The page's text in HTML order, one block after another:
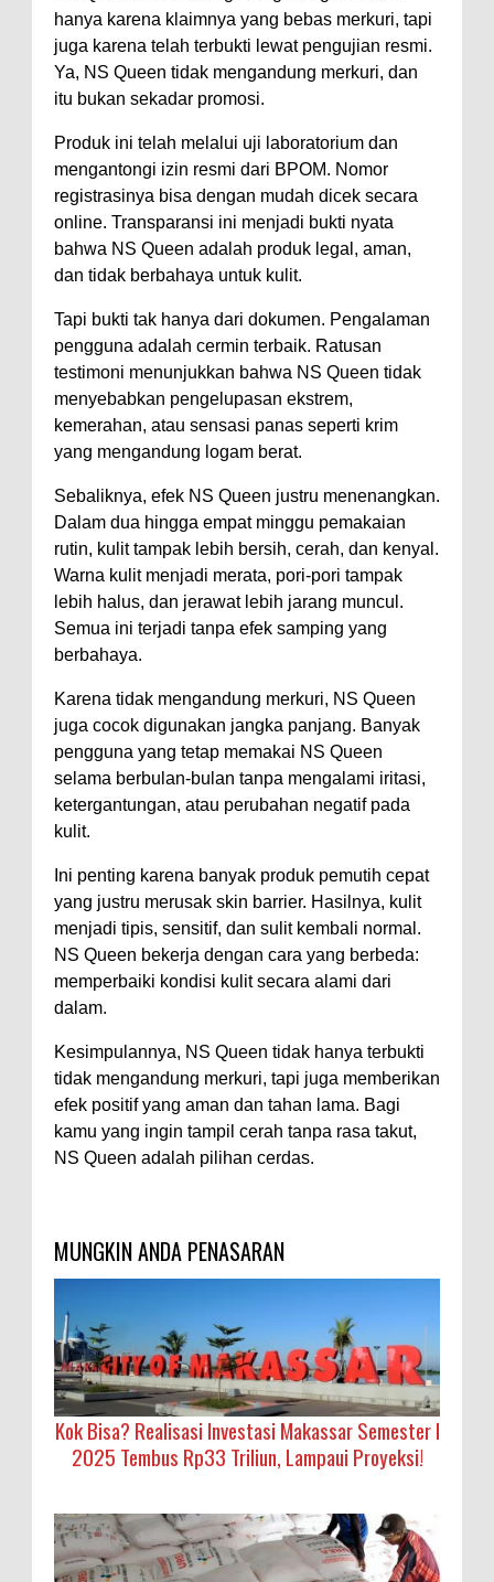
hanya karena klaimnya yang bebas merkuri, tapi
juga karena telah terbukti lewat pengujian resmi.
Ya, NS Queen tidak mengandung merkuri, dan
itu bukan sekadar promosi.
Produk ini telah melalui uji laboratorium dan
mengantongi izin resmi dari BPOM. Nomor
registrasinya bisa dengan mudah dicek secara
online. Transparansi ini menjadi bukti nyata
bahwa NS Queen adalah produk legal, aman,
dan tidak berbahaya untuk kulit.
Tapi bukti tak hanya dari dokumen. Pengalaman
pengguna adalah cermin terbaik. Ratusan
testimoni menunjukkan bahwa NS Queen tidak
menyebabkan pengelupasan ekstrem,
kemerahan, atau sensasi panas seperti krim
yang mengandung logam berat.
Sebaliknya, efek NS Queen justru menenangkan.
Dalam dua hingga empat minggu pemakaian
rutin, kulit tampak lebih bersih, cerah, dan kenyal.
Warna kulit menjadi merata, pori-pori tampak
lebih halus, dan jerawat lebih jarang muncul.
Semua ini terjadi tanpa efek samping yang
berbahaya.
Karena tidak mengandung merkuri, NS Queen
juga cocok digunakan jangka panjang. Banyak
pengguna yang tetap memakai NS Queen
selama berbulan-bulan tanpa mengalami iritasi,
ketergantungan, atau perubahan negatif pada
kulit.
Ini penting karena banyak produk pemutih cepat
yang justru merusak skin barrier. Hasilnya, kulit
menjadi tipis, sensitif, dan sulit kembali normal.
NS Queen bekerja dengan cara yang berbeda:
memperbaiki kondisi kulit secara alami dari
dalam.
Kesimpulannya, NS Queen tidak hanya terbukti
tidak mengandung merkuri, tapi juga memberikan
efek positif yang aman dan tahan lama. Bagi
kamu yang ingin tampil cerah tanpa rasa takut,
NS Queen adalah pilihan cerdas.
MUNGKIN ANDA PENASARAN
Kok Bisa? Realisasi Investasi Makassar Semester I
2025 Tembus Rp33 Triliun, Lampaui Proyeksi!